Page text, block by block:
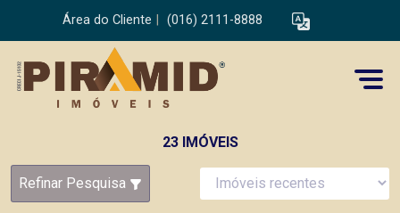
Área do Cliente (016) 2111-8888
23 IMÓVEIS
Refinar Pesquisa